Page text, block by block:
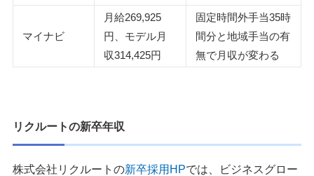
マイナビ
月給269,925
円、モデル月
収314,425円
固定時間外手当35時
間分と地域手当の有
無で月収が変わる
リクルートの新卒年収
株式会社リクルートの新卒採用HPでは、ビジネスグロー